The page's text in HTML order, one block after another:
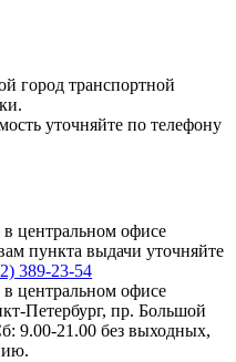
город транспортной
уточняйте по телефону
центральном офисе
пункта выдачи уточняйте
389-23-54
центральном офисе
Петербург, пр. Большой
9.00-21.00 без выходных,